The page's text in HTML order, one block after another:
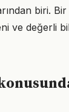
biri.
ve değerli